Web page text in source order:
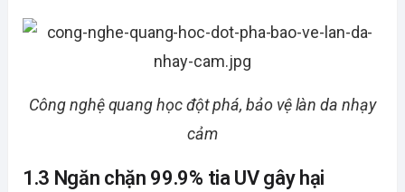
Công nghệ quang học đột phá, bảo vệ làn da nhạy
cảm
1.3 Ngăn chặn 99.9% tia UV gây hại